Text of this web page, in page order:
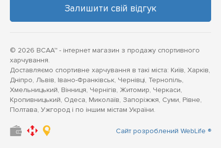
Залишити свій відгук
© 2026 BCAA™ - інтернет магазин з продажу спортивного
харчування.
Доставляємо спортивне харчування в такі міста: Київ, Харків,
Дніпро, Львів, Івано-Франківськ, Чернівці, Тернопіль,
Хмельницький, Вінниця, Чернігів, Житомир, Черкаси,
Кропивницький, Одеса, Миколаїв, Запоріжжя, Суми, Рівне,
Полтава, Ужгород і по іншим містам України.
Сайт розроблений WebLife ®